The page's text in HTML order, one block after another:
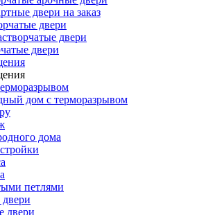
двери на заказ
двери
двери
двери
дом с терморазрывом
дома
петлями
двери